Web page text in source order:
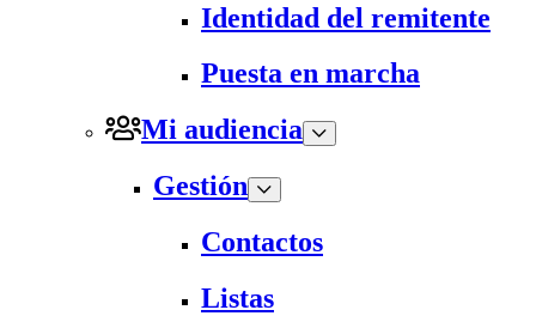
Identidad del remitente
Puesta en marcha
Mi audiencia
Gestión
Contactos
Listas